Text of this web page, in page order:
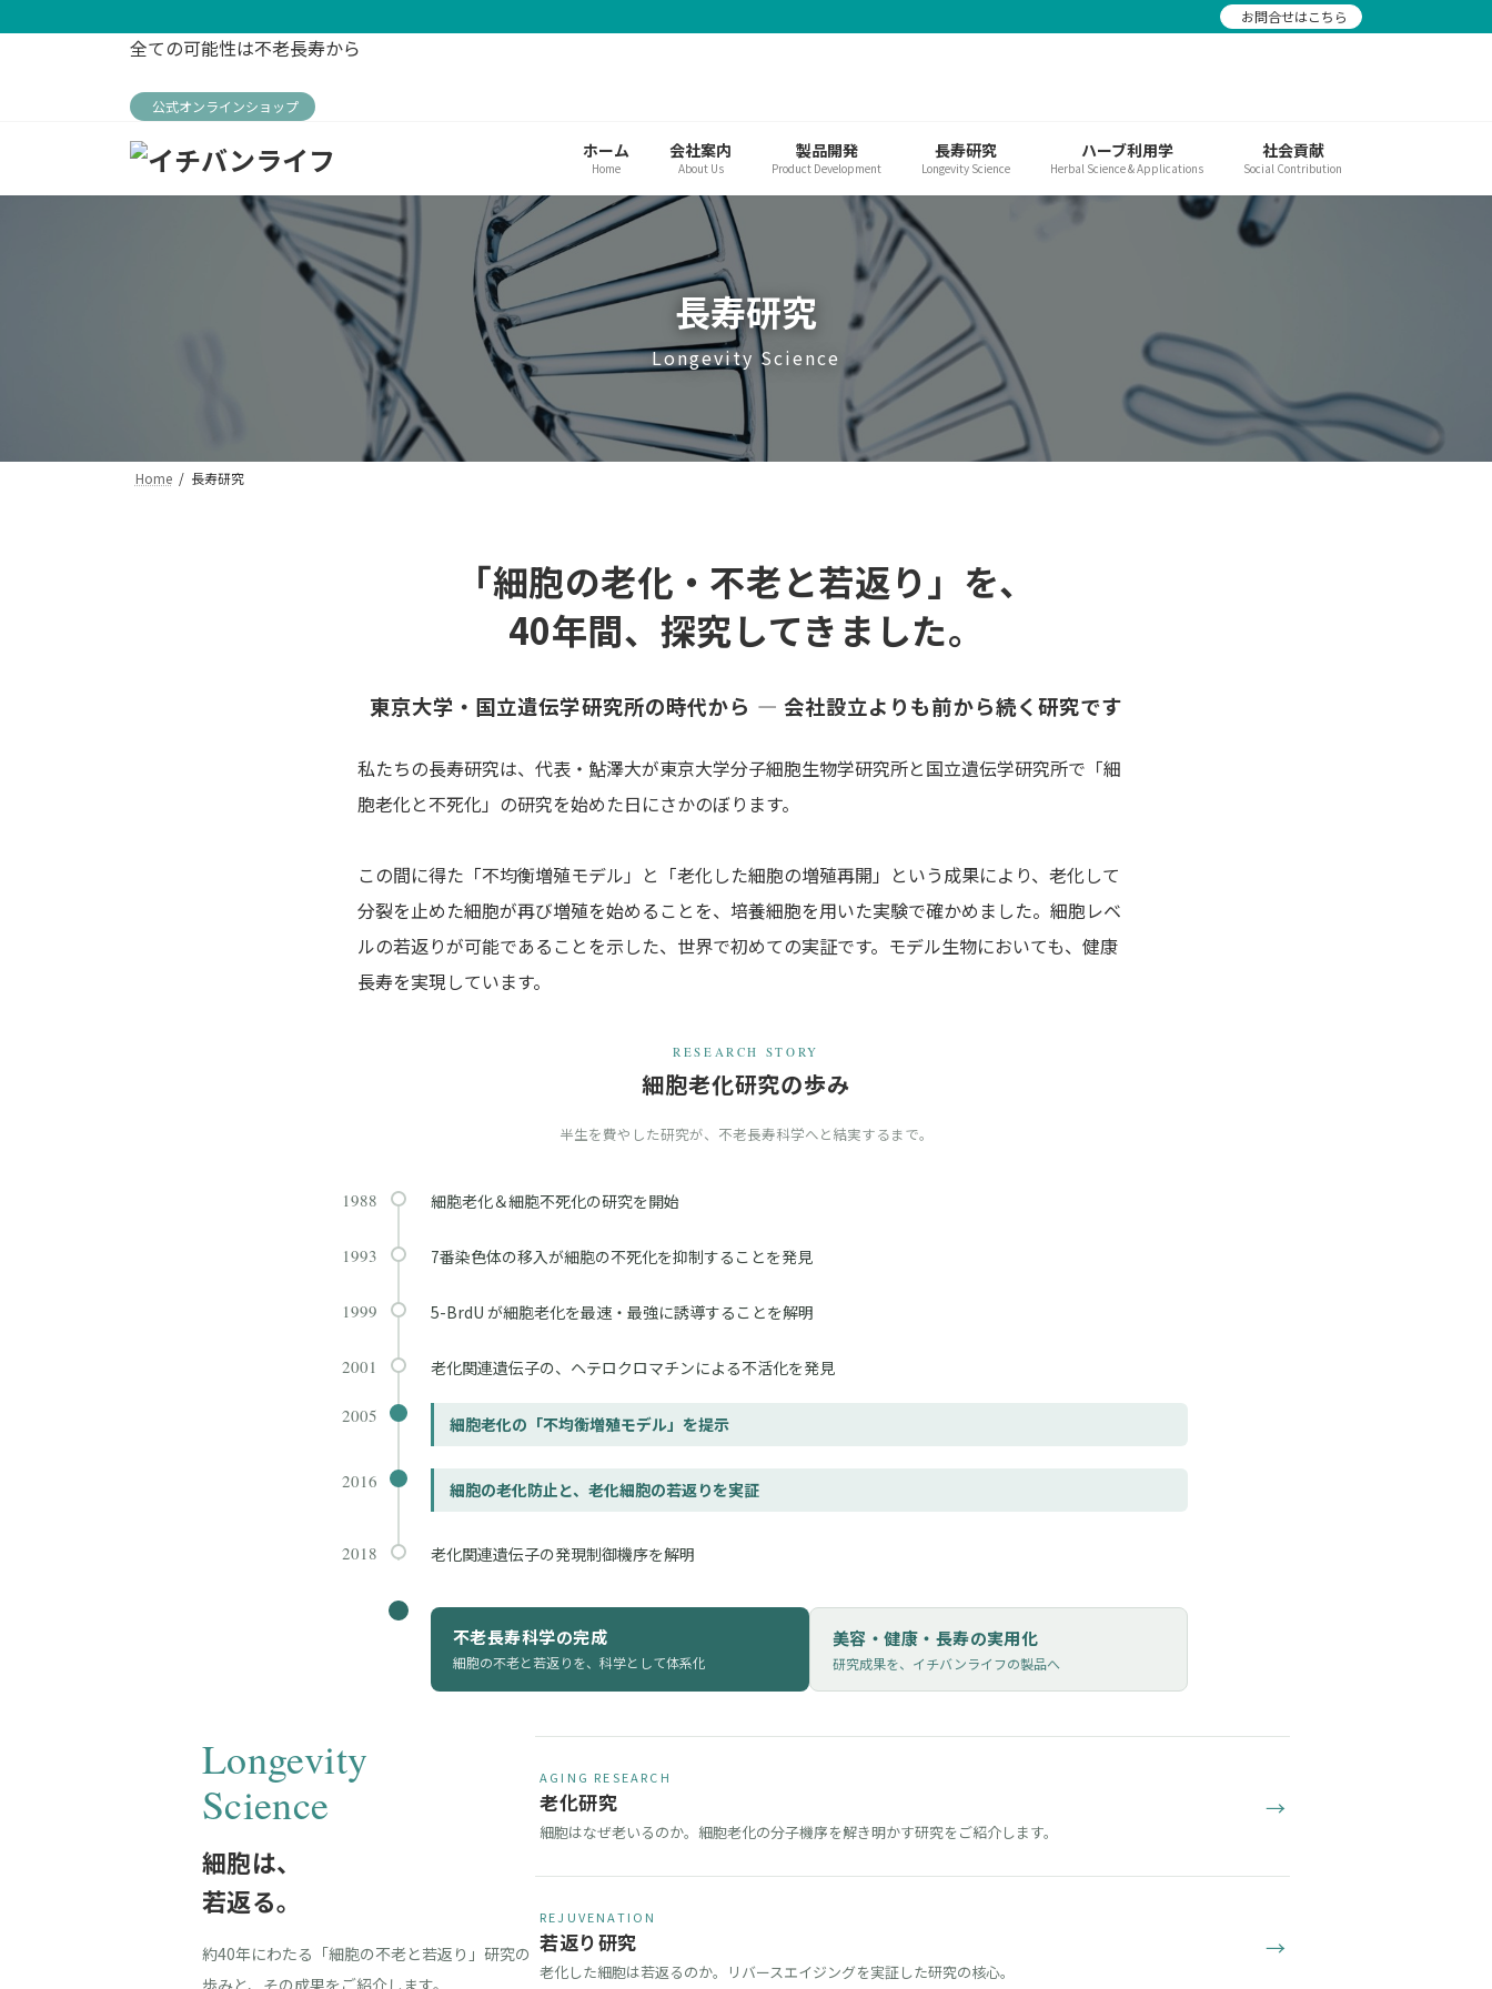
ン
キ
ビ
に
お問合せはこちら
全ての可能性は不老長寿から
公式オンラインショップ
ホーム
Home
会社案内
About Us
製品開発
Product Development
長寿研究
Longevity Science
ハーブ利用学
Herbal Science & Applications
社会貢献
Social Contribution
長寿研究
Longevity Science
Home 長寿研究
「細胞の老化・不老と若返り」を、
40年間、探究してきました。
東京大学・国立遺伝学研究所の時代から ― 会社設立よりも前から続く研究です
私たちの長寿研究は、代表・鮎澤大が東京大学分子細胞生物学研究所と国立遺伝学研究所で「細
胞老化と不死化」の研究を始めた日にさかのぼります。
この間に得た「不均衡増殖モデル」と「老化した細胞の増殖再開」という成果により、老化して
分裂を止めた細胞が再び増殖を始めることを、培養細胞を用いた実験で確かめました。細胞レベ
ルの若返りが可能であることを示した、世界で初めての実証です。モデル生物においても、健康
長寿を実現しています。
RESEARCH STORY
細胞老化研究の歩み
半生を費やした研究が、不老長寿科学へと結実するまで。
1988 細胞老化＆細胞不死化の研究を開始
1993 7番染色体の移入が細胞の不死化を抑制することを発見
1999 5-BrdU が細胞老化を最速・最強に誘導することを解明
2001 老化関連遺伝子の、ヘテロクロマチンによる不活化を発見
2005 細胞老化の「不均衡増殖モデル」を提示
2016 細胞の老化防止と、老化細胞の若返りを実証
2018 老化関連遺伝子の発現制御機序を解明
不老長寿科学の完成
細胞の不老と若返りを、科学として体系化
美容・健康・長寿の実用化
研究成果を、イチバンライフの製品へ
Longevity
Science
細胞は、
若返る。
約40年にわたる「細胞の不老と若返り」研究の
AGING RESEARCH
老化研究
細胞はなぜ老いるのか。細胞老化の分子機序を解き明かす研究をご紹介します。
→
REJUVENATION
若返り研究
老化した細胞は若返るのか。リバースエイジングを実証した研究の核心。
→